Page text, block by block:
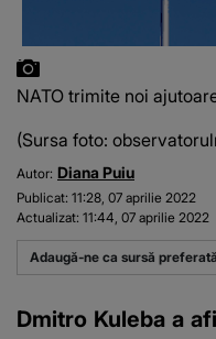
NATO trimite noi
(Sursa foto:
Autor: Diana Puiu
Publicat: 11:28, 07 aprilie 2022
Actualizat: 11:44, 07 aprilie 2022
Adaugă-ne ca sursă
Dmitro Kuleba a